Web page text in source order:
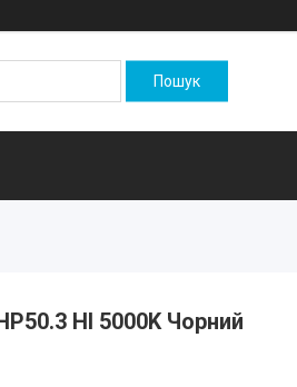
HI 5000K Чорний